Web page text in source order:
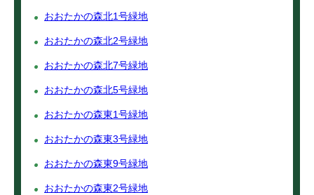
おおたかの森北1号緑地
おおたかの森北2号緑地
おおたかの森北7号緑地
おおたかの森北5号緑地
おおたかの森東1号緑地
おおたかの森東3号緑地
おおたかの森東9号緑地
おおたかの森東2号緑地